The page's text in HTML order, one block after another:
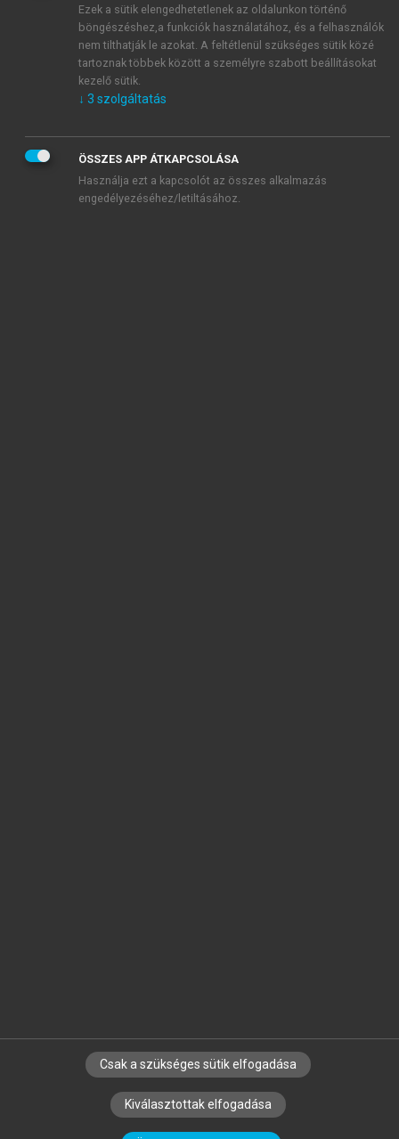
veszem és elfogadom.
Általános vásárlási feltételeket, valamint a szotar.netés a
mersz.huoldalak licencszerződéseiben foglaltakat
tudomásul veszem és elfogadom.
KIPRÓBÁLOM
SZERZŐKNEK CÉGEKNEK KÖNYVTÁROSOKNAK
SZERKESZTÉSI ÉS LEKTORÁLÁSI ALAPELVEK
Ezek a sütik elengedhetetlenek az oldalunkon történő
böngészéshez,a funkciók használatához, és a felhasználók
nem tilthatják le azokat. A feltétlenül szükséges sütik közé
tartoznak többek között a személyre szabott beállításokat
kezelő sütik.
↓ 3 szolgáltatás
ÖSSZES APP ÁTKAPCSOLÁSA
Használja ezt a kapcsolót az összes alkalmazás
engedélyezéséhez/letiltásához.
Csak a szükséges sütik elfogadása
Kiválasztottak elfogadása